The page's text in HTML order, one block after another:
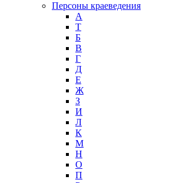
Персоны краеведения
А
T
Б
В
Г
Д
Е
Ж
З
И
Л
К
М
Н
О
П